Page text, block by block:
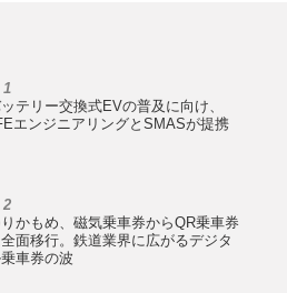
テリー交換式EVの普及に向け、
エンジニアリングとSMASが提携
かもめ、磁気乗車券からQR乗車券
面移行。鉄道業界に広がるデジタ
乗車券の波